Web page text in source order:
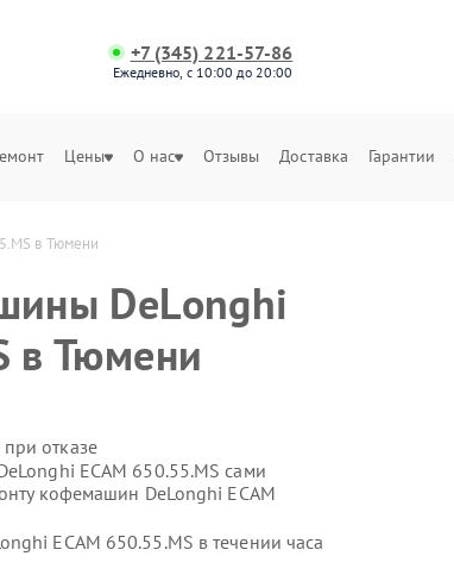
+7 (345) 221-57-86
Ежедневно, с 10:00 до 20:00
Цены О нас Отзывы Доставка Гарантии
в Тюмени
DeLonghi
в Тюмени
отказе
ECAM 650.55.MS сами
кофемашин DeLonghi ECAM
ECAM 650.55.MS в течении часа